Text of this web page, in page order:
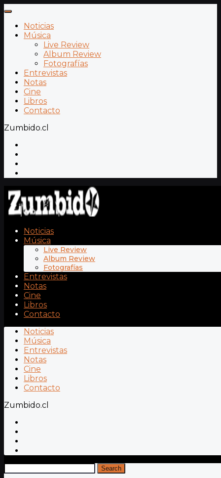
Noticias
Música
Live Review
Album Review
Fotografías
Entrevistas
Notas
Cine
Libros
Contacto
Zumbido.cl
Noticias
Música
Live Review
Album Review
Fotografías
Entrevistas
Notas
Cine
Libros
Contacto
Noticias
Música
Entrevistas
Notas
Cine
Libros
Contacto
Zumbido.cl
Search